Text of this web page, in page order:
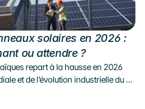
solaires en 2026 :
ou attendre ?
repart à la hausse en 2026
et de l’évolution industrielle du
solaires maintenant ou